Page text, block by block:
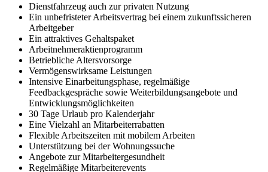
Dienstfahrzeug auch zur privaten Nutzung
Ein unbefristeter Arbeitsvertrag bei einem zukunftssicheren
Arbeitgeber
Ein attraktives Gehaltspaket
Arbeitnehmeraktienprogramm
Betriebliche Altersvorsorge
Vermögenswirksame Leistungen
Intensive Einarbeitungsphase, regelmäßige
Feedbackgespräche sowie Weiterbildungsangebote und
Entwicklungsmöglichkeiten
30 Tage Urlaub pro Kalenderjahr
Eine Vielzahl an Mitarbeiterrabatten
Flexible Arbeitszeiten mit mobilem Arbeiten
Unterstützung bei der Wohnungssuche
Angebote zur Mitarbeitergesundheit
Regelmäßige Mitarbeiterevents